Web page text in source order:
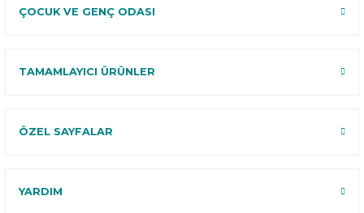
ÇOCUK VE GENÇ ODASI
TAMAMLAYICI ÜRÜNLER
ÖZEL SAYFALAR
YARDIM